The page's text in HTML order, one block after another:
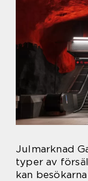
Julmarknad
typer av
kan